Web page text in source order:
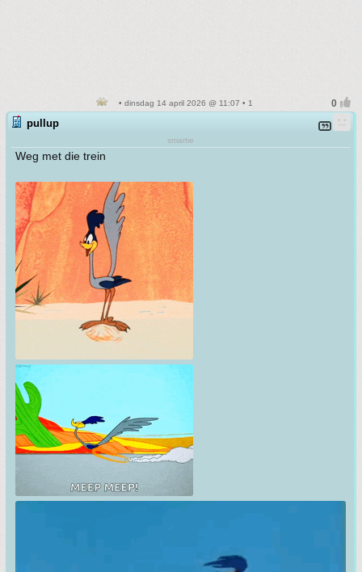
• dinsdag 14 april 2026 @ 11:07 • 1
pullup
smartie
Weg met die trein